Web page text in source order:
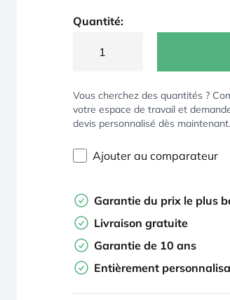
Quantité:
Vous cherchez des quantités ?
votre espace de travail et
devis personnalisé dès maintenant.
Ajouter au comparateur
Garantie du prix le plus
Livraison gratuite
Garantie de 10 ans
Entièrement